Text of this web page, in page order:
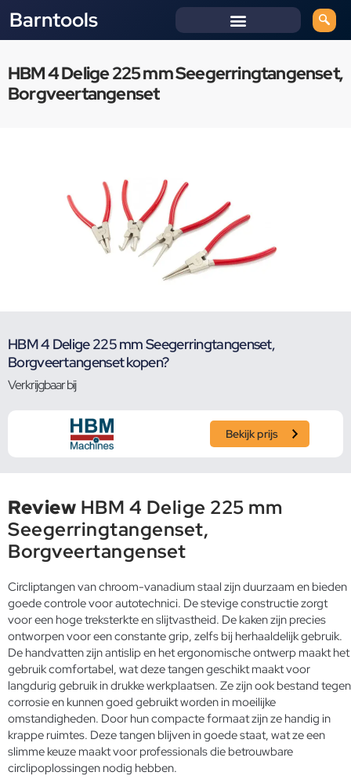
Barntools
HBM 4 Delige 225 mm Seegerringtangenset,
Borgveertangenset
HBM 4 Delige 225 mm Seegerringtangenset,
Borgveertangenset kopen?
Verkrijgbaar bij
Bekijk prijs
Review HBM 4 Delige 225 mm
Seegerringtangenset,
Borgveertangenset
Circliptangen van chroom-vanadium staal zijn duurzaam en bieden
goede controle voor autotechnici. De stevige constructie zorgt
voor een hoge treksterkte en slijtvastheid. De kaken zijn precies
ontworpen voor een constante grip, zelfs bij herhaaldelijk gebruik.
De handvatten zijn antislip en het ergonomische ontwerp maakt het
gebruik comfortabel, wat deze tangen geschikt maakt voor
langdurig gebruik in drukke werkplaatsen. Ze zijn ook bestand tegen
corrosie en kunnen goed gebruikt worden in moeilijke
omstandigheden. Door hun compacte formaat zijn ze handig in
krappe ruimtes. Deze tangen blijven in goede staat, wat ze een
slimme keuze maakt voor professionals die betrouwbare
circlipoplossingen nodig hebben.